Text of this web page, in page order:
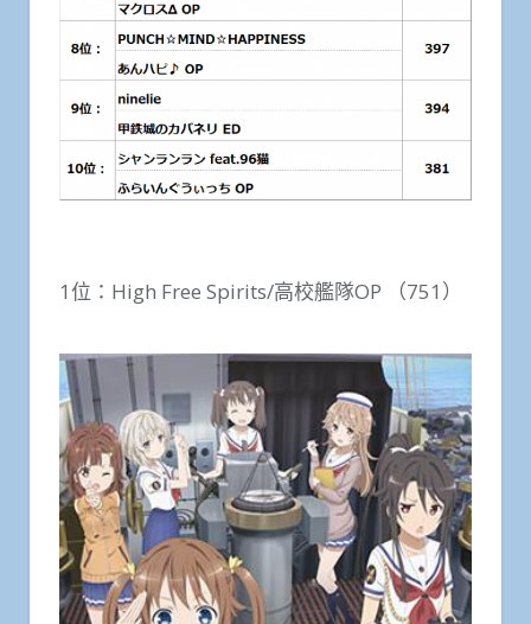
1位：High Free Spirits/高校艦隊OP （751）